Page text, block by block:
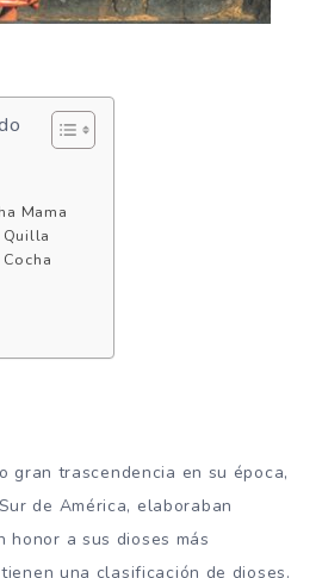
Mama
Quilla
gran trascendencia en su época,
de América, elaboraban
honor a sus dioses más
una clasificación de dioses.